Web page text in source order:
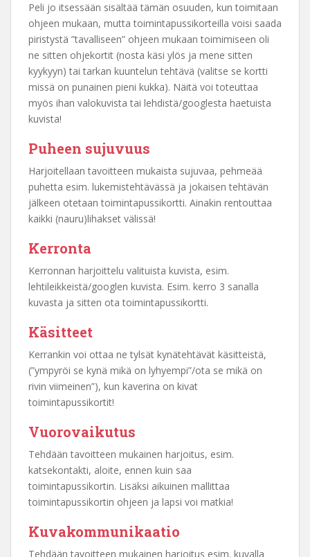
Peli jo itsessään sisältää tämän osuuden, kun toimitaan
ohjeen mukaan, mutta toimintapussikorteilla voisi saada
piristystä ”tavalliseen” ohjeen mukaan toimimiseen oli
ne sitten ohjekortit (nosta käsi ylös ja mene sitten
kyykyyn) tai tarkan kuuntelun tehtävä (valitse se kortti
missä on punainen pieni kukka). Näitä voi toteuttaa
myös ihan valokuvista tai lehdistä/googlesta haetuista
kuvista!
Puheen sujuvuus
Harjoitellaan tavoitteen mukaista sujuvaa, pehmeää
puhetta esim. lukemistehtävässä ja jokaisen tehtävän
jälkeen otetaan toimintapussikortti. Ainakin rentouttaa
kaikki (nauru)lihakset välissä!
Kerronta
Kerronnan harjoittelu valituista kuvista, esim.
lehtileikkeistä/googlen kuvista. Esim. kerro 3 sanalla
kuvasta ja sitten ota toimintapussikortti.
Käsitteet
Kerrankin voi ottaa ne tylsät kynätehtävät käsitteistä,
(”ympyröi se kynä mikä on lyhyempi”/ota se mikä on
rivin viimeinen”), kun kaverina on kivat
toimintapussikortit!
Vuorovaikutus
Tehdään tavoitteen mukainen harjoitus, esim.
katsekontakti, aloite, ennen kuin saa
toimintapussikortin. Lisäksi aikuinen mallittaa
toimintapussikortin ohjeen ja lapsi voi matkia!
Kuvakommunikaatio
Tehdään tavoitteen mukainen harjoitus esim. kuvalla